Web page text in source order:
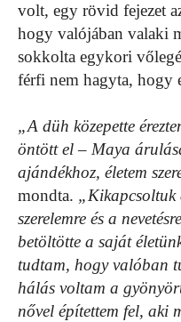
volt, egy rövid fejezet
hogy valójában valaki
sokkolta egykori
férfi nem hagyta, hogy
„A düh közepette
öntött el – Maya
ajándékhoz, életem
mondta. „Kikapcsoltuk
szerelemre és a
betöltötte a saját
tudtam, hogy valóban
hálás voltam a
nővel építettem fel, aki